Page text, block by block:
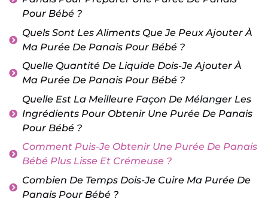
Pour Bébé ?
Quels Sont Les Aliments Que Je Peux Ajouter À
Ma Purée De Panais Pour Bébé ?
Quelle Quantité De Liquide Dois-Je Ajouter À
Ma Purée De Panais Pour Bébé ?
Quelle Est La Meilleure Façon De Mélanger Les
Ingrédients Pour Obtenir Une Purée De Panais
Pour Bébé ?
Comment Puis-Je Obtenir Une Purée De Panais
Bébé Plus Lisse Et Crémeuse ?
Combien De Temps Dois-Je Cuire Ma Purée De
Panais Pour Bébé ?